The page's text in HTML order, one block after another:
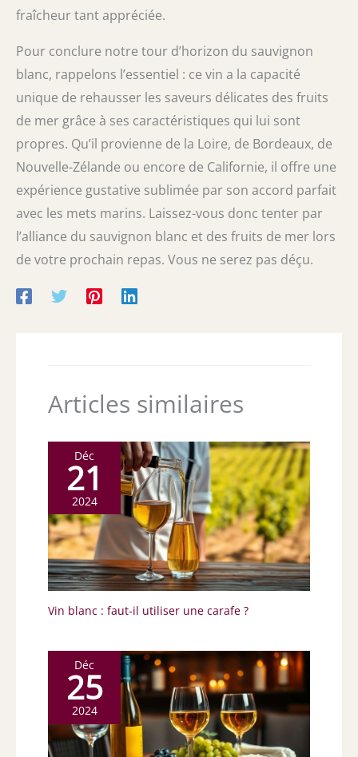
fraîcheur tant appréciée.
Pour conclure notre tour d’horizon du sauvignon
blanc, rappelons l’essentiel : ce vin a la capacité
unique de rehausser les saveurs délicates des fruits
de mer grâce à ses caractéristiques qui lui sont
propres. Qu’il provienne de la Loire, de Bordeaux, de
Nouvelle-Zélande ou encore de Californie, il offre une
expérience gustative sublimée par son accord parfait
avec les mets marins. Laissez-vous donc tenter par
l’alliance du sauvignon blanc et des fruits de mer lors
de votre prochain repas. Vous ne serez pas déçu.
Articles similaires
Déc
21
2024
Vin blanc : faut-il utiliser une carafe ?
Déc
25
2024